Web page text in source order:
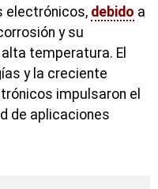
electrónicos, debido a
y su
temperatura. El
y la creciente
impulsaron el
de aplicaciones